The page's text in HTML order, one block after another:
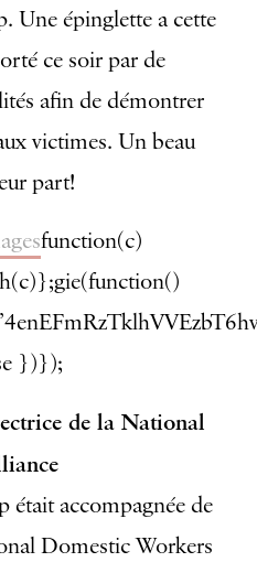
Une épinglette a cette
ce soir par de
afin de démontrer
victimes. Un beau
part!
function(c)
})});
de la National
était accompagnée de
Domestic Workers